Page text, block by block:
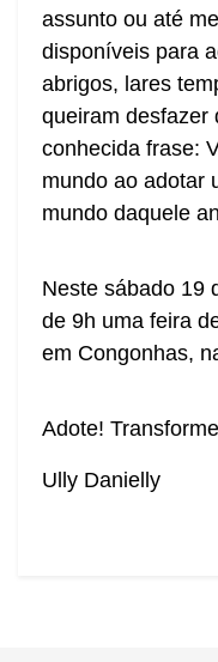
assunto ou até
disponíveis para
abrigos, lares
queiram desfazer
conhecida frase:
mundo ao adotar
mundo daquele
Neste sábado 19
de 9h uma feira
em Congonhas,
Adote!
Ully Danielly